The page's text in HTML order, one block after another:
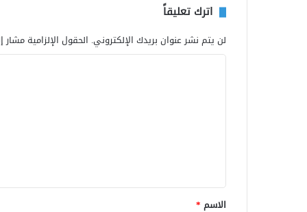
اترك تعليقاً
لن يتم نشر عنوان بريدك الإلكتروني. الحقول الإلزامية مشار
ق
*
الاسم *